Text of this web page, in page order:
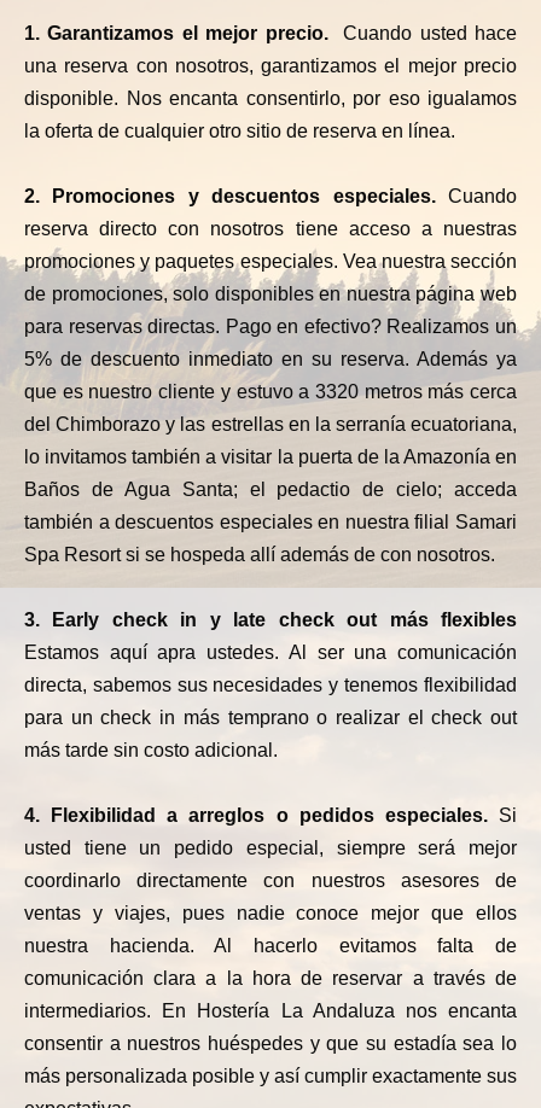
1. Garantizamos el mejor precio.
Cuando usted hace
una reserva con nosotros, garantizamos el mejor precio
disponible. Nos encanta consentirlo, por eso igualamos
la oferta de cualquier otro sitio de reserva en línea.
2. Promociones y descuentos especiales.Cuando
reserva directo con nosotros tiene acceso a nuestras
promociones y paquetes especiales. Vea nuestra sección
de promociones, solo disponibles en nuestra página web
para reservas directas. Pago en efectivo? Realizamos un
5% de descuento inmediato en su reserva. Además ya
que es nuestro cliente y estuvo a 3320 metros más cerca
del Chimborazo y las estrellas en la serranía ecuatoriana,
lo invitamos también a visitar la puerta de la Amazonía en
Baños de Agua Santa; el pedactio de cielo; acceda
también a descuentos especiales en nuestra filial Samari
Spa Resort si se hospeda allí además de con nosotros.
3. Early check in y late check out más flexibles
Estamos aquí apra ustedes. Al ser una comunicación
directa, sabemos sus necesidades y tenemos flexibilidad
para un check in más temprano o realizar el check out
más tarde sin costo adicional.
4. Flexibilidad a arreglos o pedidos especiales.Si
usted tiene un pedido especial, siempre será mejor
coordinarlo directamente con nuestros asesores de
ventas y viajes, pues nadie conoce mejor que ellos
nuestra hacienda. Al hacerlo evitamos falta de
comunicación clara a la hora de reservar a través de
intermediarios. En Hostería La Andaluza nos encanta
consentir a nuestros huéspedes y que su estadía sea lo
más personalizada posible y así cumplir exactamente sus